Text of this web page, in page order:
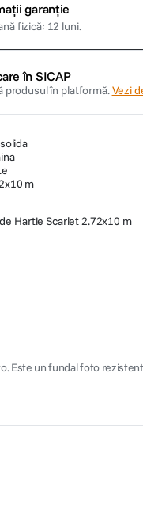
garanție
fizică: 12 luni.
în SICAP
produsul în platformă.Vezi
m
Hartie Scarlet 2.72x10 m
Este un fundal foto